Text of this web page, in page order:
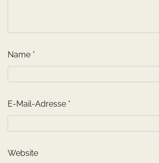
Name *
E-Mail-Adresse *
Website